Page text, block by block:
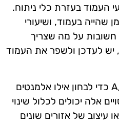
העמוד בעזרת כלי ניתוח.
שהייה בעמוד, ושיעורי
חשובות על מה שצריך
יש לעדכן ולשפר את העמוד
בנוסף, יש לערוך ניסויים A/B כדי לבחון אילו אלמנטים
אלה יכולים לכלול שינוי
של אזורים שונים